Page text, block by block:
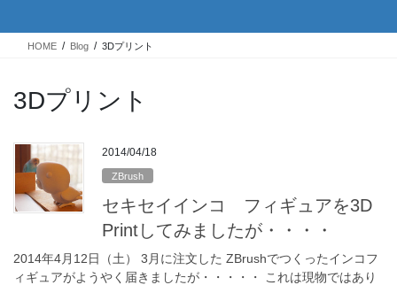
HOME Blog 3Dプリント
3Dプリント
2014/04/18
ZBrush
セキセイインコ フィギュアを3D
Printしてみましたが・・・・
2014年4月12日（土） 3月に注文した ZBrushでつくったインコフ
ィギュアがようやく届きましたが・・・・・ これは現物ではあり